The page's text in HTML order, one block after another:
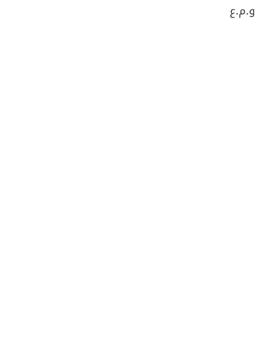
و.م.ع